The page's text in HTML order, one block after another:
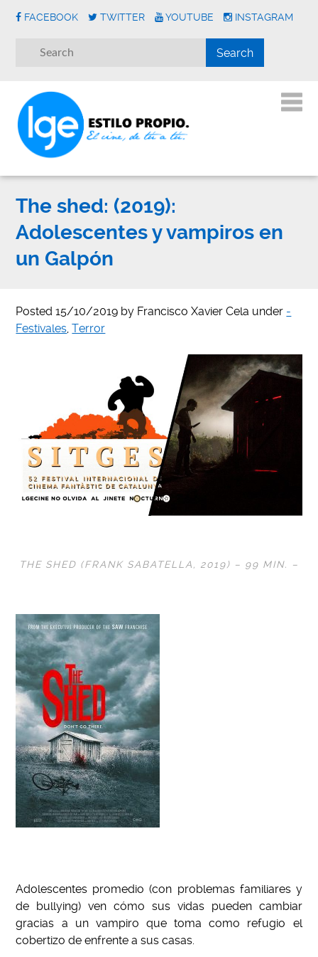
FACEBOOK TWITTER YOUTUBE INSTAGRAM
The shed: (2019):
Adolescentes y vampiros en
un Galpón
Posted15/10/2019 by Francisco Xavier Cela under -
Festivales,Terror
THE SHED (FRANK SABATELLA , 2019) – 99 MIN. –
Adolescentes promedio (con problemas familiares y
de bullying) ven cómo sus vidas pueden cambiar
gracias a un vampiro que toma como refugio el
cobertizo de enfrente a sus casas.